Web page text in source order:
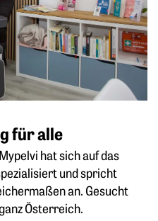
für alle
hat sich auf das
und spricht
an. Gesucht
Österreich.